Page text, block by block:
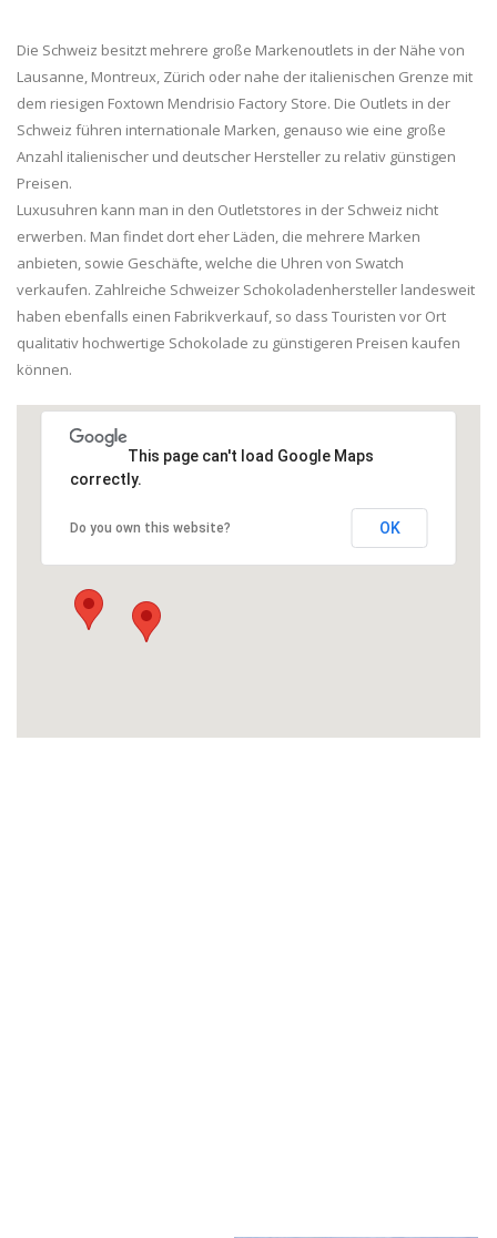
Die Schweiz besitzt mehrere große Markenoutlets in der Nähe von
Lausanne, Montreux, Zürich oder nahe der italienischen Grenze mit
dem riesigen Foxtown Mendrisio Factory Store. Die Outlets in der
Schweiz führen internationale Marken, genauso wie eine große
Anzahl italienischer und deutscher Hersteller zu relativ günstigen
Preisen.
Luxusuhren kann man in den Outletstores in der Schweiz nicht
erwerben. Man findet dort eher Läden, die mehrere Marken
anbieten, sowie Geschäfte, welche die Uhren von Swatch
verkaufen. Zahlreiche Schweizer Schokoladenhersteller landesweit
haben ebenfalls einen Fabrikverkauf, so dass Touristen vor Ort
qualitativ hochwertige Schokolade zu günstigeren Preisen kaufen
können.
This page can't load Google Maps
correctly.
Do you own this website? OK